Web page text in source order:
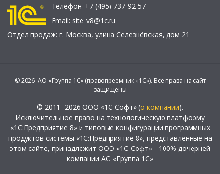
Телефон: +7 (495) 737-92-57
Email: site_v8@1c.ru
Отдел продаж: г. Москва, улица Селезнёвская, дом 21
© 2026 АО «Группа 1С» (правопреемник «1С»). Все права на сайт
защищены
© 2011- 2026 ООО «1С-Софт» (о компании).
Исключительное право на технологическую платформу
«1С:Предприятие 8» и типовые конфигурации программных
продуктов системы «1С:Предприятие 8», представленные на
этом сайте, принадлежит ООО «1С-Софт» - 100% дочерней
компании АО «Группа 1С»